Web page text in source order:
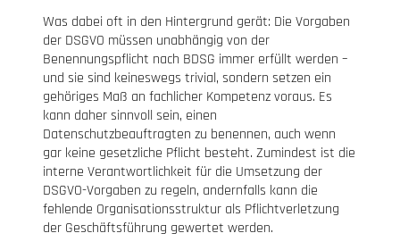
Was dabei oft in den Hintergrund gerät: Die Vorgaben
der DSGVO müssen unabhängig von der
Benennungspflicht nach BDSG immer erfüllt werden –
und sie sind keineswegs trivial, sondern setzen ein
gehöriges Maß an fachlicher Kompetenz voraus. Es
kann daher sinnvoll sein, einen
Datenschutzbeauftragten zu benennen, auch wenn
gar keine gesetzliche Pflicht besteht. Zumindest ist die
interne Verantwortlichkeit für die Umsetzung der
DSGVO-Vorgaben zu regeln, andernfalls kann die
fehlende Organisationsstruktur als Pflichtverletzung
der Geschäftsführung gewertet werden.